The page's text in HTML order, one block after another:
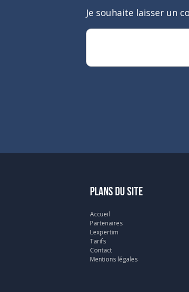
Je souhaite laisser un
PLANS DU SITE
Accueil
Partenaires
Lexpertim
Tarifs
Contact
Mentions légales